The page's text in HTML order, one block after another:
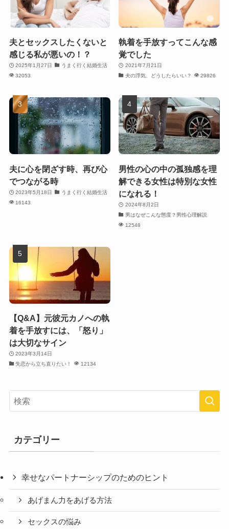
夫とセックスしたくないと
感じる私が悪いの！？
2025年1月27日
うまく行く結婚生活
32053
執着を手放すってこんな感
覚でした
2021年7月21日
夫の浮気、どうしたらいい？
29826
夫に心を閉ざす時、再び心
でつながる時
2023年5月18日
うまく行く結婚生活
16143
男性の心の中の孤独感を理
解できる女性は特別な女性
になれる！
2024年8月2日
男はなぜこんな態度？男性心理解説
12548
【Q&A】元彼元カノへの執
着を手放すには、「怒り」
は大切なサイン
2023年3月14日
失恋から立ち直りたい！
12134
カテゴリー
幸せなパートナーシップのためのヒント
あげまん力をあげる方法
セックスの悩み